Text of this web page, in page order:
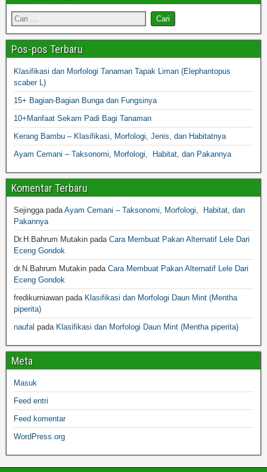
Pos-pos Terbaru
Klasifikasi dan Morfologi Tanaman Tapak Liman (Elephantopus
scaber L)
15+ Bagian-Bagian Bunga dan Fungsinya
10+Manfaat Sekam Padi Bagi Tanaman
Kerang Bambu – Klasifikasi, Morfologi, Jenis, dan Habitatnya
Ayam Cemani – Taksonomi, Morfologi, Habitat, dan Pakannya
Komentar Terbaru
SejinggapadaAyam Cemani – Taksonomi, Morfologi, Habitat, dan
Pakannya
Dr.H.Bahrum Mutakin pada Cara Membuat Pakan Alternatif Lele Dari
Eceng Gondok
dr.N.Bahrum Mutakin pada Cara Membuat Pakan Alternatif Lele Dari
Eceng Gondok
fredikurniawan pada Klasifikasi dan Morfologi Daun Mint (Mentha
piperita)
naufal pada Klasifikasi dan Morfologi Daun Mint (Mentha piperita)
Meta
Masuk
Feed entri
Feed komentar
WordPress.org